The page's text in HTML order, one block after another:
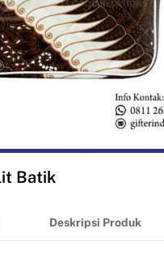
Batik
Deskripsi Produk